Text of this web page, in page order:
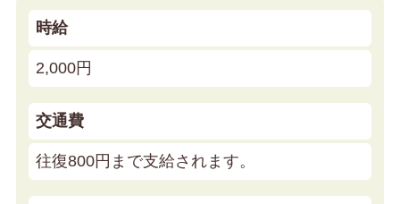
時給
2,000円
交通費
往復800円まで支給されます。